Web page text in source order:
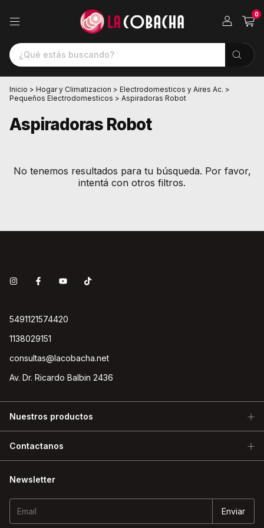
0
Inicio > Hogar y Climatizacion > Electrodomesticos y Aires Ac. >
Pequeños Electrodomesticos > Aspiradoras Robot
Aspiradoras Robot
No tenemos resultados para tu búsqueda. Por favor,
intentá con otros filtros.
5491121574420
1138029151
consultas@lacobacha.net
Av. Dr. Ricardo Balbin 2436
Nuestros productos
Contactanos
Newsletter